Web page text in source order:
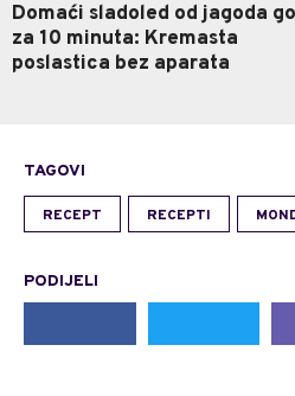
Domaći sladoled od jagoda
za 10 minuta: Kremasta
poslastica bez aparata
TAGOVI
RECEPT RECEPTI
PODIJELI